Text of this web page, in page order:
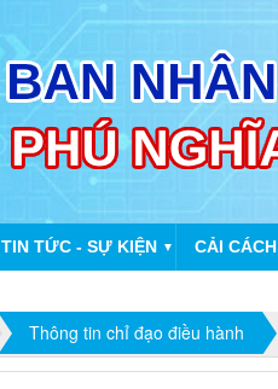
TIN TỨC - SỰ KIỆN ▼ CẢI
Thông tin chỉ đạo điều hành